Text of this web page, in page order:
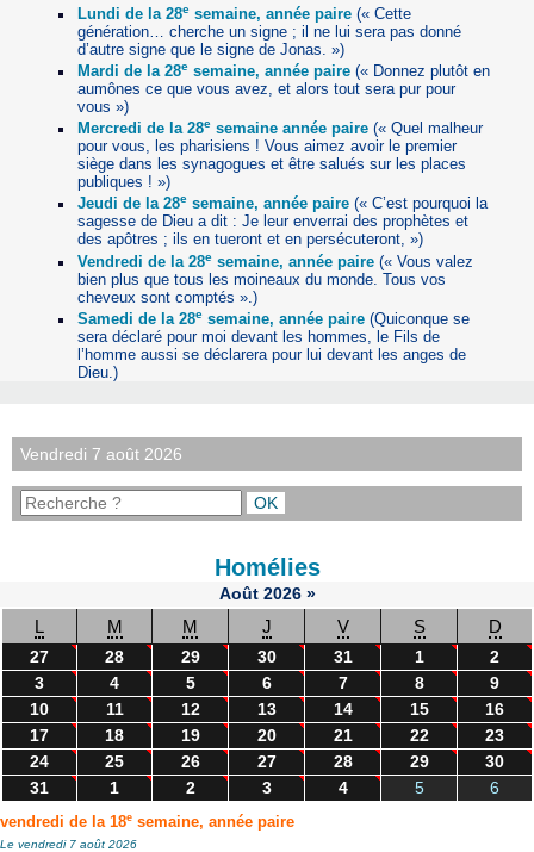
Lundi de la 28esemaine, année paire(« Cette
génération… cherche un signe ; il ne lui sera pas donné
d’autre signe que le signe de Jonas. »)
Mardi de la 28esemaine, année paire(« Donnez plutôt en
aumônes ce que vous avez, et alors tout sera pur pour
vous »)
Mercredi de la 28esemaine année paire(« Quel malheur
pour vous, les pharisiens ! Vous aimez avoir le premier
siège dans les synagogues et être salués sur les places
publiques ! »)
Jeudi de la 28esemaine, année paire(« C’est pourquoi la
sagesse de Dieu a dit : Je leur enverrai des prophètes et
des apôtres ; ils en tueront et en persécuteront, »)
Vendredi de la 28esemaine, année paire(« Vous valez
bien plus que tous les moineaux du monde. Tous vos
cheveux sont comptés ».)
Samedi de la 28esemaine, année paire(Quiconque se
sera déclaré pour moi devant les hommes, le Fils de
l’homme aussi se déclarera pour lui devant les anges de
Dieu.)
Vendredi 7 août 2026
Homélies
Août 2026 »
L M M J V S D
27 28 29 30 31 1
2
3
4 5 6 7 8
9
10
11 12 13 14 15
16
17
18 19 20 21 22
23
24
25 26 27 28 29
30
31
1 2 3 4 5 6
vendredi de la 18e semaine, année paire
Le vendredi 7 août 2026